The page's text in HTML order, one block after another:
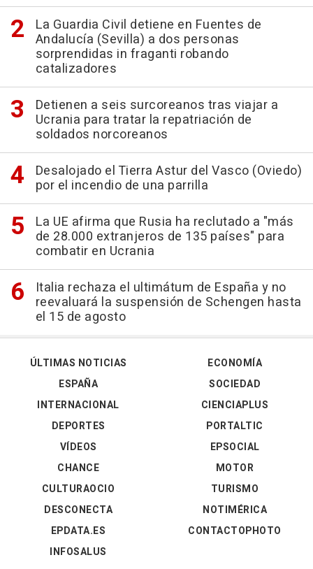
La Guardia Civil detiene en Fuentes de
Andalucía (Sevilla) a dos personas
sorprendidas in fraganti robando
catalizadores
Detienen a seis surcoreanos tras viajar a
Ucrania para tratar la repatriación de
soldados norcoreanos
Desalojado el Tierra Astur del Vasco (Oviedo)
por el incendio de una parrilla
La UE afirma que Rusia ha reclutado a "más
de 28.000 extranjeros de 135 países" para
combatir en Ucrania
Italia rechaza el ultimátum de España y no
reevaluará la suspensión de Schengen hasta
el 15 de agosto
ÚLTIMAS NOTICIAS
ESPAÑA
INTERNACIONAL
DEPORTES
VÍDEOS
ECONOMÍA
SOCIEDAD
CIENCIAPLUS
PORTALTIC
EPSOCIAL
CHANCE
CULTURAOCIO
DESCONECTA
EPDATA.ES
INFOSALUS
MOTOR
TURISMO
NOTIMÉRICA
CONTACTOPHOTO